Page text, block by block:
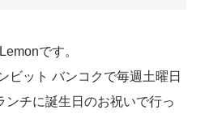
です。
ビット バンコクで毎週土曜日
ンチに誕生日のお祝いで行っ